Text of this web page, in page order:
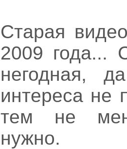
Старая
2009 года...
негодная,
интереса не
тем не
нужно.